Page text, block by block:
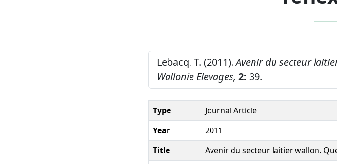
Lebacq, T. (2011).Avenir du secteur
Wallonie Elevages, 2: 39.
Type
Journal Article
Year
2011
Title
Avenir du secteur laitier wallon.